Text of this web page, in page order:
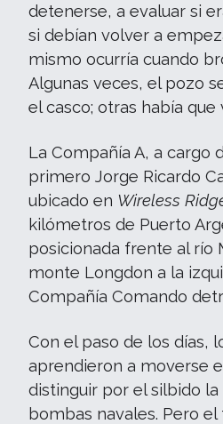
detenerse, a evaluar si
si debían volver a
mismo ocurría cuando
Algunas veces, el pozo
el casco; otras había
La Compañía A, a cargo
primero Jorge Ricardo
ubicado en Wireless
kilómetros de Puerto
posicionada frente al río
monte Longdon a la
Compañía Comando
Con el paso de los días,
aprendieron a moverse
distinguir por el silbido la
bombas navales. Pero